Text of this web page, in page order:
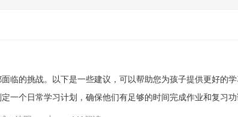
临的挑战。以下是一些建议，可以帮助您为孩子提供更好的学习体
个日常学习计划，确保他们有足够的时间完成作业和复习功课。 2. 提